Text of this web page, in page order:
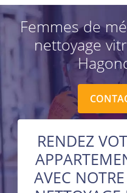
Femmes de
nettoyage
RENDEZ
AVEC